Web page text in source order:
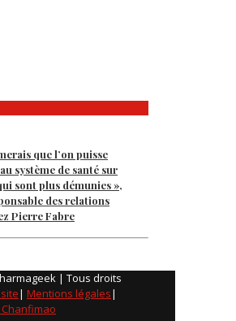
que l’on puisse
système de santé sur
sont plus démunies »,
des relations
Pierre Fabre
| Tous droits
| Mentions légales|